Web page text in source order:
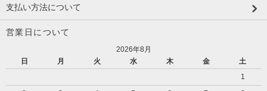
支払い方法について
営業日について
2026年8月
日
月 火 水 木 金
土
1